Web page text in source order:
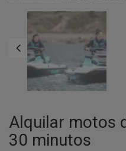
Alquilar motos
30 minutos